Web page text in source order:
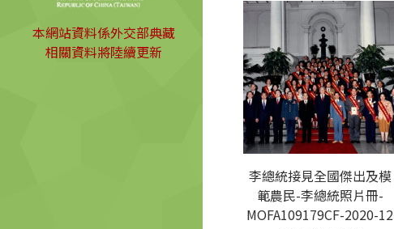
本網站資料係外交部典藏
相關資料將陸續更新
李總統接見全國傑出及模
範農民-李總統照片冊-
MOFA109179CF-2020-12